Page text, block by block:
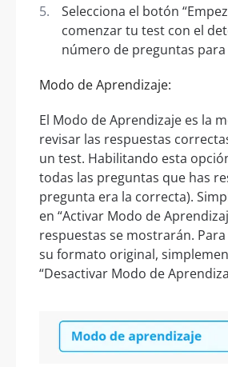
Selecciona el botón
comenzar tu test con el
número de preguntas para
Modo de Aprendizaje:
El Modo de Aprendizaje es la
revisar las respuestas
un test. Habilitando esta
todas las preguntas que has
pregunta era la correcta).
en “Activar Modo de
respuestas se mostrarán.
su formato original,
“Desactivar Modo de